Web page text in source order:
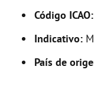
Código ICAO:
Indicativo:
País de